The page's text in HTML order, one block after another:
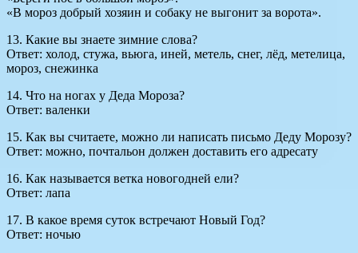
«В мороз добрый хозяин и собаку не выгонит за ворота».
13. Какие вы знаете зимние слова?
Ответ: холод, стужа, вьюга, иней, метель, снег, лёд, метелица,
мороз, снежинка
14. Что на ногах у Деда Мороза?
Ответ: валенки
15. Как вы считаете, можно ли написать письмо Деду Морозу?
Ответ: можно, почтальон должен доставить его адресату
16. Как называется ветка новогодней ели?
Ответ: лапа
17. В какое время суток встречают Новый Год?
Ответ: ночью